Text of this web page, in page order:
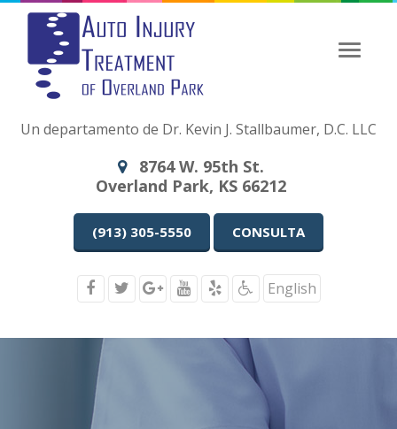
Un departamento de Dr. Kevin J. Stallbaumer, D.C. LLC
8764 W. 95th St.
Overland Park, KS 66212
(913) 305-5550 CONSULTA
English